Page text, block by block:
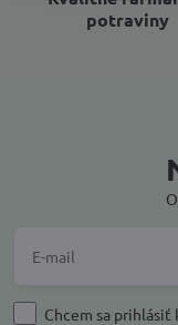
potraviny
Chcem sa